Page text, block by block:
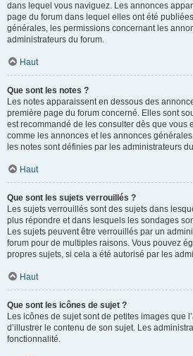
dans lequel vous naviguez. Les annonces
page du forum dans lequel elles ont été
générales, les permissions concernant les
administrateurs du forum.
Haut
Que sont les notes ?
Les notes apparaissent en dessous des
première page du forum concerné. Elles sont
est recommandé de les consulter dès que vous
comme les annonces et les annonces
les notes sont définies par les administrateurs
Haut
Que sont les sujets verrouillés ?
Les sujets verrouillés sont des sujets dans
plus répondre et dans lesquels les sondages
Les sujets peuvent être verrouillés par un
forum pour de multiples raisons. Vous pouvez
propres sujets, si cela a été autorisé par les
Haut
Que sont les icônes de sujet ?
Les icônes de sujet sont de petites images que
d’illustrer le contenu de son sujet. Les
fonctionnalité.